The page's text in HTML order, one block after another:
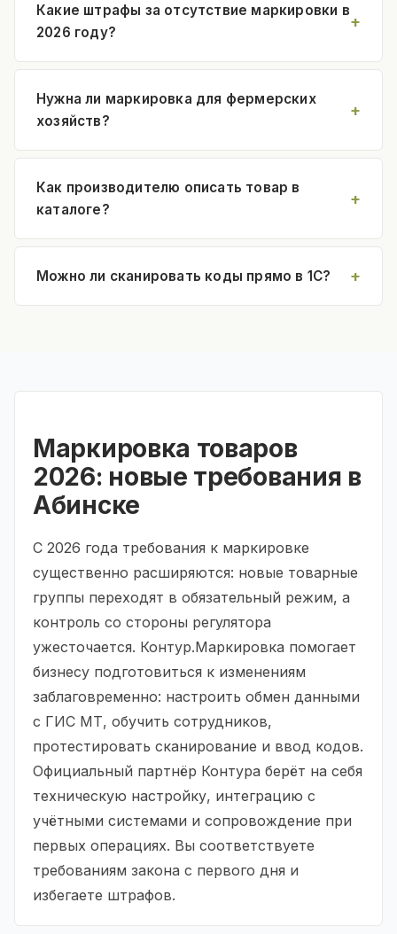
Какие штрафы за отсутствие маркировки в
2026 году?
Нужна ли маркировка для фермерских
хозяйств?
Как производителю описать товар в
каталоге?
Можно ли сканировать коды прямо в 1С?
Маркировка товаров
2026: новые требования в
Абинске
С 2026 года требования к маркировке
существенно расширяются: новые товарные
группы переходят в обязательный режим, а
контроль со стороны регулятора
ужесточается. Контур.Маркировка помогает
бизнесу подготовиться к изменениям
заблаговременно: настроить обмен данными
с ГИС МТ, обучить сотрудников,
протестировать сканирование и ввод кодов.
Официальный партнёр Контура берёт на себя
техническую настройку, интеграцию с
учётными системами и сопровождение при
первых операциях. Вы соответствуете
требованиям закона с первого дня и
избегаете штрафов.